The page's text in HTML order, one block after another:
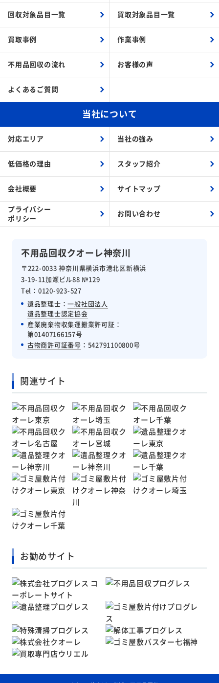
不用品回収クオーレ神奈川
〒222-0033 神奈川県横浜市港北区新横浜
3-19-11加瀬ビル88 №129
Tel：0120-923-527
遺品整理士：一般社団法人
遺品整理士認定協会
産業廃棄物収集運搬業許可証 ：
第01407166157号
古物商許可証番号 ：542791100800号
回収対象品目一覧 買取対象品目一覧
買取事例 作業事例
不用品回収の流れ お客様の声
よくあるご質問
当社について
対応エリア 当社の強み
低価格の理由 スタッフ紹介
会社概要 サイトマップ
プライバシー
ポリシー
お問い合わせ
関連サイト
お勧めサイト